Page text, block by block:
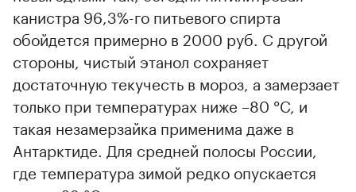
канистра 96,3%-го питьевого спирта
обойдется примерно в 2000 руб. С другой
стороны, чистый этанол сохраняет
достаточную текучесть в мороз, а замерзает
только при температурах ниже –80 °С, и
такая незамерзайка применима даже в
Антарктиде. Для средней полосы России,
где температура зимой редко опускается